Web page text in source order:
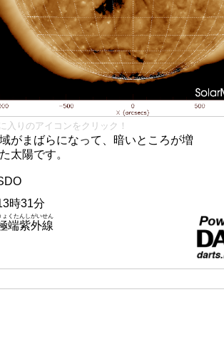
入りのアイコンをクリック！
がまばらになって、暗いところが増
太陽です。
時31分
端紫外線
ょくたんしがいせん